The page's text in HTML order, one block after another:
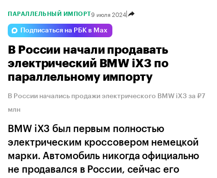
Lada Haval Omoda
Esteo Jaecoo Geely
ПАРАЛЛЕЛЬНЫЙ ИМПОРТ9 июля 2024
Подписаться на РБК в Max
В России начали продавать
электрический BMW iX3 по
параллельному импорту
В России начались продажи электрического BMW iX3 за ₽7
млн
BMW iX3 был первым полностью
электрическим кроссовером немецкой
марки. Автомобиль никогда официально
не продавался в России, сейчас его